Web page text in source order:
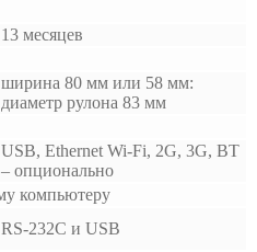
13 месяцев
ширина 80 мм или 58 мм:
диаметр рулона 83 мм
USB, Ethernet Wi-Fi, 2G, 3G, BT
– опционально
компьютеру
RS-232С и USB